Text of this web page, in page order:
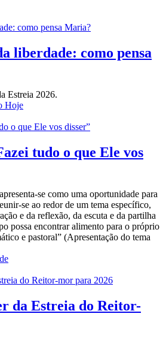
liberdade: como pensa
Estreia 2026.
Hoje
tudo o que Ele vos
se como uma oportunidade para
se ao redor de um tema específico,
e da reflexão, da escuta e da partilha
possa encontrar alimento para o próprio
e pastoral” (Apresentação do tema
da Estreia do Reitor-